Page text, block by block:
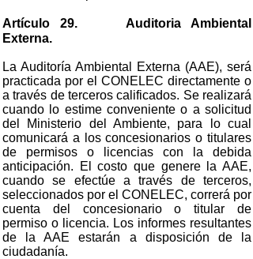
Artículo 29. Auditoria Ambiental
Externa.
La Auditoría Ambiental Externa (AAE), será
practicada por el CONELEC directamente o
a través de terceros calificados. Se realizará
cuando lo estime conveniente o a solicitud
del Ministerio del Ambiente, para lo cual
comunicará a los concesionarios o titulares
de permisos o licencias con la debida
anticipación. El costo que genere la AAE,
cuando se efectúe a través de terceros,
seleccionados por el CONELEC, correrá por
cuenta del concesionario o titular de
permiso o licencia. Los informes resultantes
de la AAE estarán a disposición de la
ciudadanía.